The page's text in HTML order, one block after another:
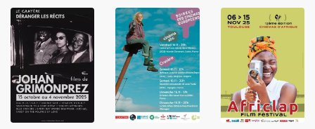
LIRE
LIRE
LIRE